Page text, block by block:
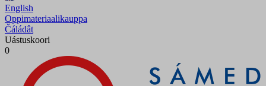
English
Oppimateriaalikauppa
Čáládât
Uástuskoori
0